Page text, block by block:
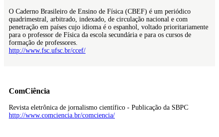
O Caderno Brasileiro de Ensino de Física (CBEF) é um periódico
quadrimestral, arbitrado, indexado, de circulação nacional e com
penetração em países cujo idioma é o espanhol, voltado prioritariamente
para o professor de Física da escola secundária e para os cursos de
formação de professores.
http://www.fsc.ufsc.br/ccef/
ComCiência
Revista eletrônica de jornalismo científico - Publicação da SBPC
http://www.comciencia.br/comciencia/